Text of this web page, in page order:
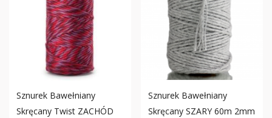
Sznurek Bawełniany
Skręcany Twist ZACHÓD
Sznurek Bawełniany
Skręcany SZARY 60m 2mm